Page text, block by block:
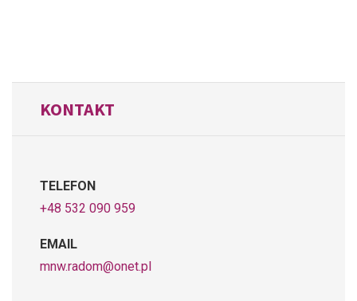
KONTAKT
TELEFON
+48 532 090 959
EMAIL
mnw.radom@onet.pl